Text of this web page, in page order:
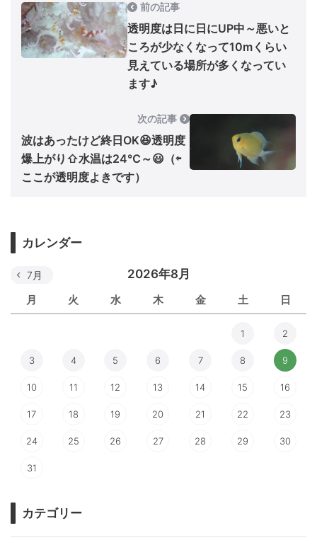
前の記事
透明度は日に日にUP中～悪いと
ころが少なくなって10mくらい
見えている場所が多くなってい
ます♪
次の記事
波はあったけど終日OK😆透明度
爆上がり⇧水温は24℃～😃（⇦
ここが透明度よきです）
カレンダー
2026年8月
月 火 水 木 金 土 日
7月
1 2
3 4 5 6 7 8 9
10 11 12 13 14 15 16
17 18 19 20 21 22 23
24 25 26 27 28 29 30
31
カテゴリー